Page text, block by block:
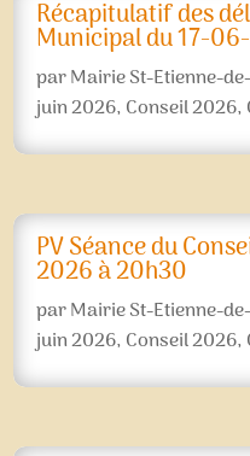
Récapitulatif des
Municipal du 17-
parMairie St-Etienne-
juin 2026, Conseil 2026,
PV Séance du
2026 à 20h30
parMairie St-Etienne-
juin 2026, Conseil 2026,